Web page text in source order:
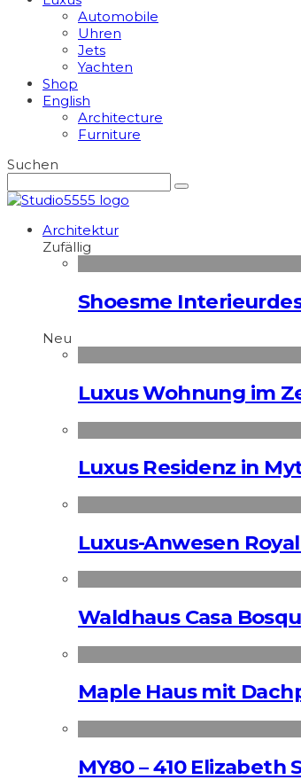
Automobile
Uhren
Jets
Yachten
Shop
English
Architecture
Furniture
Suchen
Architektur
Zufällig
Shoesme
Neu
Luxus Wohnung im
Luxus Residenz in
Luxus-Anwesen
Waldhaus Casa
Maple Haus mit
MY80 – 410